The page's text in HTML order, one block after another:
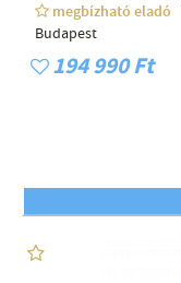
megbízható eladó
Budapest
194 990 Ft